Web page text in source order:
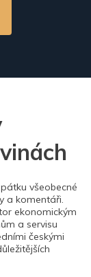
všeobecné
a komentáři.
ekonomickým
a servisu
českými